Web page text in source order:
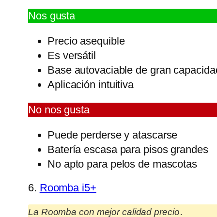
Nos gusta
Precio asequible
Es versátil
Base autovaciable de gran
Aplicación intuitiva
No nos gusta
Puede perderse y atascarse
Batería escasa para pisos grandes
No apto para pelos de mascotas
6. Roomba i5+
La Roomba con mejor calidad precio.